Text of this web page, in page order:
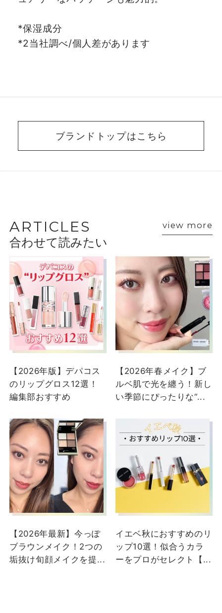
*保湿成分
*2当社調べ/個人差があります
ブランドトップはこちら
VOICE
ショップスタッフ・ブランド担当者のおすす
めをご紹介
ARTICLES view more
合わせて読みたい
【2026年版】デパコス
のリップグロス12選！
編集部おすすめ
【2026年春メイク】ブ
ルベ肌で光を纏う！新し
い季節にぴったりな“...
【2026年最新】今っぽ
ブラウンメイク！2つの
垢抜け旬顔メイクを提...
イエベ秋におすすめのリ
ップ10選！似合うカラ
ーをプロがセレクト【...